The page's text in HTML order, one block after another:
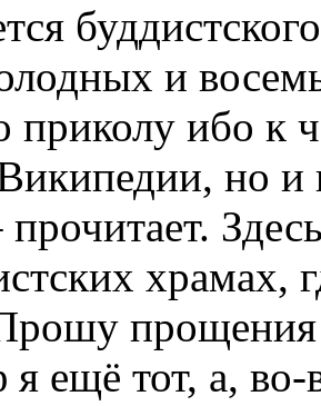
и
приколу ибо к
но и
прочитает.
храмах,
прощения
я ещё тот, а,